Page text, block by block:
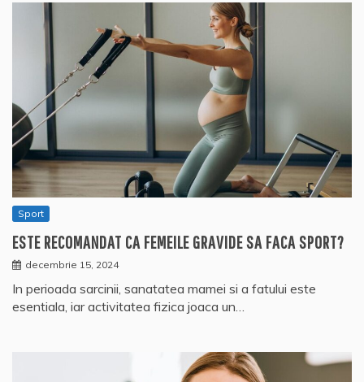
Sport
ESTE RECOMANDAT CA FEMEILE GRAVIDE SA FACA SPORT?
decembrie 15, 2024
In perioada sarcinii, sanatatea mamei si a fatului este
esentiala, iar activitatea fizica joaca un…